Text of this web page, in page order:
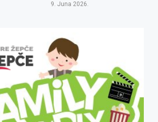
9. Juna 2026.